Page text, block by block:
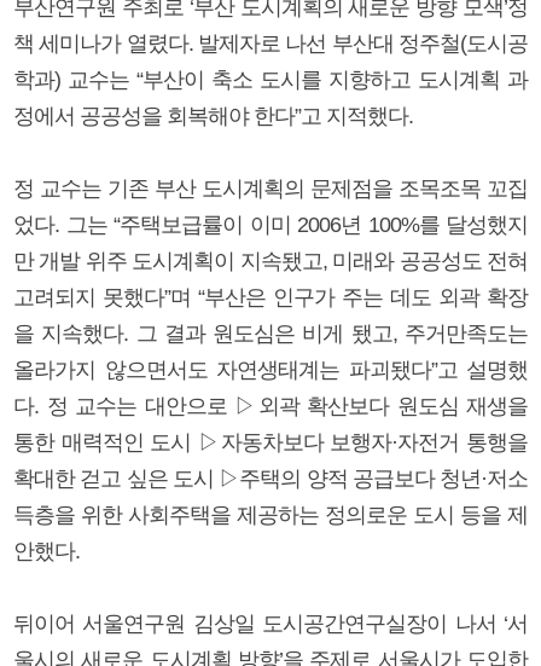
부산연구원 주최로 ‘부산 도시계획의 새로운 방향 모색’정
책 세미나가 열렸다. 발제자로 나선 부산대 정주철(도시공
학과) 교수는 “부산이 축소 도시를 지향하고 도시계획 과
정에서 공공성을 회복해야 한다”고 지적했다.
정 교수는 기존 부산 도시계획의 문제점을 조목조목 꼬집
었다. 그는 “주택보급률이 이미 2006년 100%를 달성했지
만 개발 위주 도시계획이 지속됐고, 미래와 공공성도 전혀
고려되지 못했다”며 “부산은 인구가 주는 데도 외곽 확장
을 지속했다. 그 결과 원도심은 비게 됐고, 주거만족도는
올라가지 않으면서도 자연생태계는 파괴됐다”고 설명했
다. 정 교수는 대안으로 ▷외곽 확산보다 원도심 재생을
통한 매력적인 도시 ▷자동차보다 보행자·자전거 통행을
확대한 걷고 싶은 도시 ▷주택의 양적 공급보다 청년·저소
득층을 위한 사회주택을 제공하는 정의로운 도시 등을 제
안했다.
뒤이어 서울연구원 김상일 도시공간연구실장이 나서 ‘서
울시의 새로운 도시계획 방향’을 주제로 서울시가 도입한